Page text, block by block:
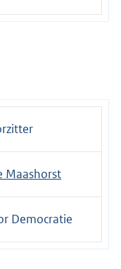
Maashorst
Democratie